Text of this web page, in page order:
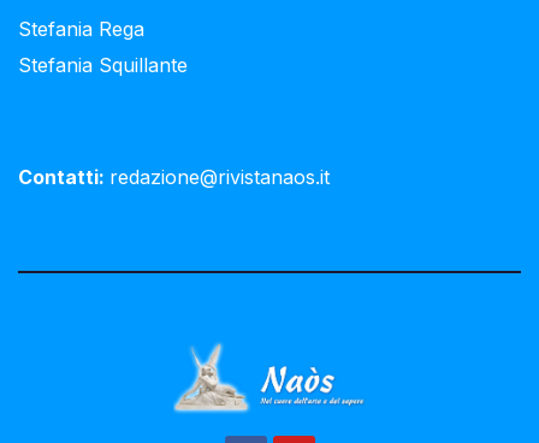
Stefania Rega
Stefania Squillante
Contatti: redazione@rivistanaos.it